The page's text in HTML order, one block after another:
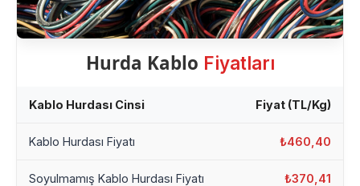
Hurda Kablo Fiyatları
Kablo Hurdası Cinsi Fiyat (TL/Kg)
Kablo Hurdası Fiyatı ₺460,40
Soyulmamış Kablo Hurdası Fiyatı ₺370,41